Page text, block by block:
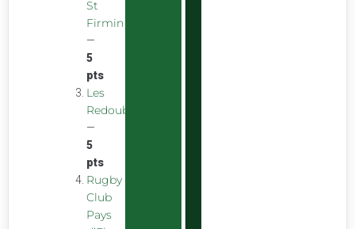
St
Firmin
—
5
pts
Les
Redoubstables
—
5
pts
Rugby
Club
Pays